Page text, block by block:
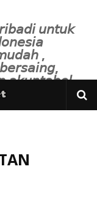
𝘶𝘯𝘵𝘶𝘬
,
𝘢𝘬𝘶𝘯𝘵𝘢𝘣𝘦𝘭.